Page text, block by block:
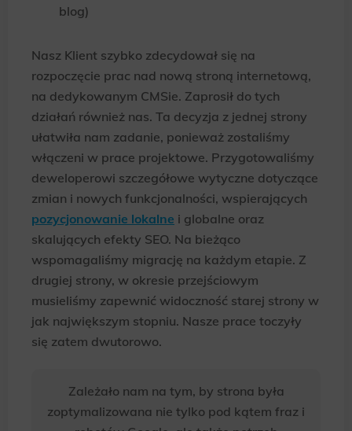
blog)
Nasz Klient szybko zdecydował się na
rozpoczęcie prac nad nową stroną internetową,
na dedykowanym CMSie. Zaprosił do tych
działań również nas. Ta decyzja z jednej strony
ułatwiła nam zadanie, ponieważ zostaliśmy
włączeni w prace projektowe. Przygotowaliśmy
deweloperowi szczegółowe wytyczne dotyczące
zmian i nowych funkcjonalności, wspierających
pozycjonowanie lokalne i globalne oraz
skalujących efekty SEO. Na bieżąco
wspomagaliśmy migrację na każdym etapie. Z
drugiej strony, w okresie przejściowym
musieliśmy zapewnić widoczność starej strony w
jak największym stopniu. Nasze prace toczyły
się zatem dwutorowo.
Zależało nam na tym, by strona była
zoptymalizowana nie tylko pod kątem fraz i